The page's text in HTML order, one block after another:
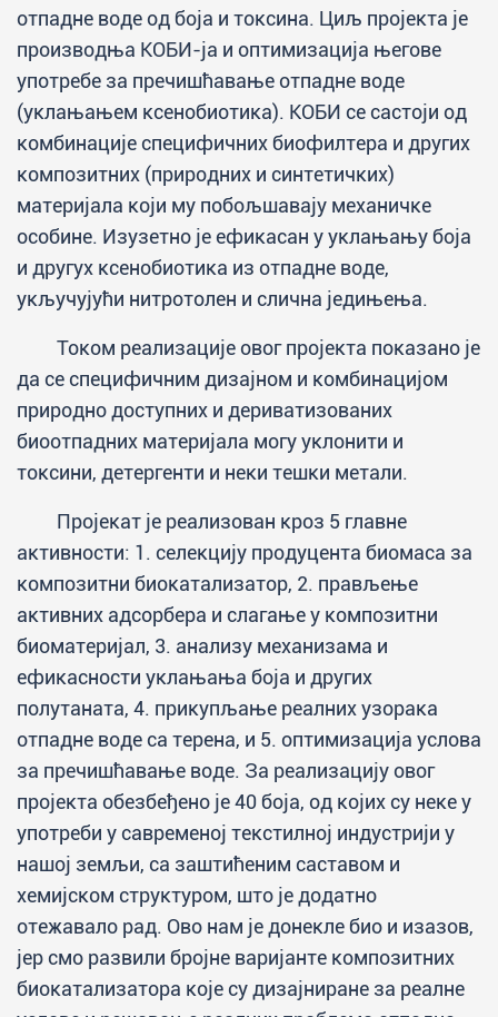
отпадне воде од боја и токсина. Циљ пројекта је
производња КОБИ-ја и оптимизација његове
употребе за пречишћавање отпадне воде
(уклањањем ксенобиотика). КОБИ се састоји од
комбинације специфичних биофилтера и других
композитних (природних и синтетичких)
материјала који му побољшавају механичке
особине. Изузетно је ефикасан у уклањању боја
и другух ксенобиотика из отпадне воде,
укључујући нитротолен и слична једињења.
Током реализације овог пројекта показано је
да се специфичним дизајном и комбинацијом
природно доступних и дериватизованих
биоотпадних материјала могу уклонити и
токсини, детергенти и неки тешки метали.
Пројекат је реализован кроз 5 главне
активности: 1. селекцију продуцента биомаса за
композитни биокатализатор, 2. прављење
активних адсорбера и слагање у композитни
биоматеријал, 3. анализу механизама и
ефикасности уклањања боја и других
полутаната, 4. прикупљање реалних узорака
отпадне воде са терена, и 5. оптимизација услова
за пречишћавање воде. За реализацију овог
пројекта обезбеђено је 40 боја, од којих су неке у
употреби у савременој текстилној индустрији у
нашој земљи, са заштићеним саставом и
хемијском структуром, што је додатно
отежавало рад. Ово нам је донекле био и изазов,
јер смо развили бројне варијанте композитних
биокатализатора које су дизајниране за реалне